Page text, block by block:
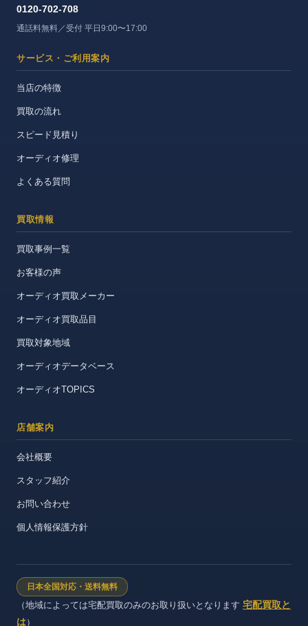
0120-702-708
通話料無料／受付 平日9:00〜17:00
サービス・ご利用案内
当店の特徴
買取の流れ
スピード見積り
オーディオ修理
よくある質問
買取情報
買取事例一覧
お客様の声
オーディオ買取メーカー
オーディオ買取品目
買取対象地域
オーディオデータベース
オーディオTOPICS
店舗案内
会社概要
スタッフ紹介
お問い合わせ
個人情報保護方針
日本全国対応・送料無料
（地域によっては宅配買取のみのお取り扱いとなります 宅配買取と
は）